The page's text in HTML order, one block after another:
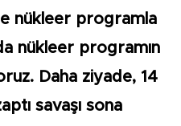
nükleer programla
nükleer programın
Daha ziyade, 14
savaşı sona